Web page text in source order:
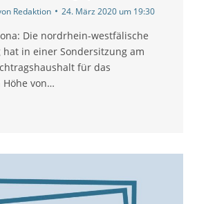
Redaktion 24. März 2020 um 19:30
Die nordrhein-westfälische
hat in einer Sondersitzung am
für das
Höhe von…